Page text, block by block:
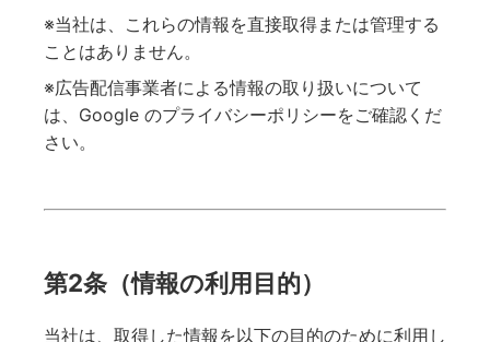
※当社は、これらの情報を直接取得または管理する
ことはありません。
※広告配信事業者による情報の取り扱いについて
は、Google のプライバシーポリシーをご確認くだ
さい。
第2条（情報の利用目的）
当社は、取得した情報を以下の目的のために利用し